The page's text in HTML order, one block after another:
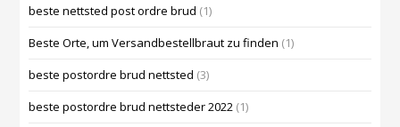
beste nettsted post ordre brud (1)
Beste Orte, um Versandbestellbraut zu finden (1)
beste postordre brud nettsted (3)
beste postordre brud nettsteder 2022 (1)